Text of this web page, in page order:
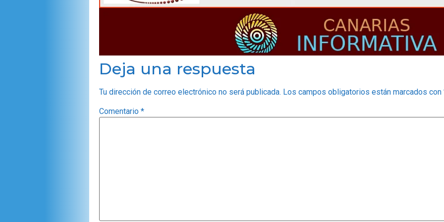
Deja una respuesta
Tu dirección de correo electrónico no será publicada. Los campos obligatorios están marcados con
Comentario *